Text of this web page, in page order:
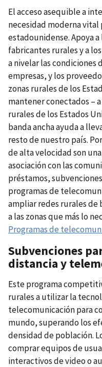
El acceso asequible a
necesidad moderna
estadounidense. Apoya
fabricantes rurales y a
a nivelar las condiciones
empresas, y los
zonas rurales de los
mantener conectados –
rurales de los Estados
banda ancha ayuda a
resto de nuestro país.
de alta velocidad son
asociación con las
préstamos,
programas de
ampliar redes rurales de
a las zonas que más lo
Programas de
Subvenciones
distancia y
Este programa
rurales a utilizar la
telecomunicación para
mundo, superando los
densidad de población.
comprar equipos de
interactivos de video o